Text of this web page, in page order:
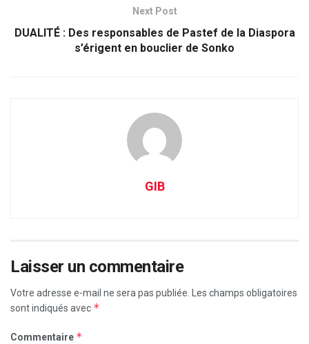
Next Post
DUALITÉ : Des responsables de Pastef de la Diaspora
s’érigent en bouclier de Sonko
GIB
Laisser un commentaire
Votre adresse e-mail ne sera pas publiée.
Les champs obligatoires
sont indiqués avec *
Commentaire *